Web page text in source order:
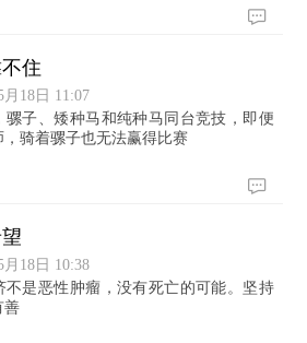
住
月18日 11:07
骡子、矮种马和纯种马同台竞技，即便
，骑着骡子也无法赢得比赛
月18日 10:38
不是恶性肿瘤，没有死亡的可能。坚持
善